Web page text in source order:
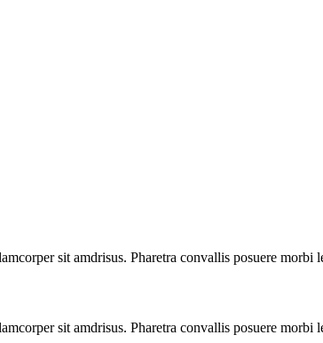
sit amdrisus. Pharetra convallis posuere morbi
sit amdrisus. Pharetra convallis posuere morbi